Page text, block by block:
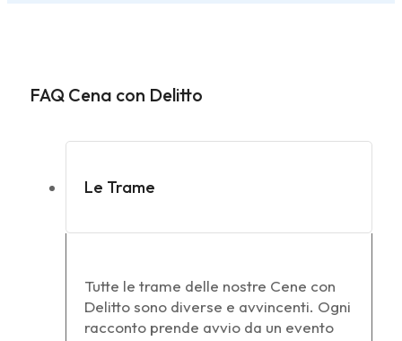
FAQ Cena con Delitto
Le Trame
Tutte le trame delle nostre Cene con
Delitto sono diverse e avvincenti. Ogni
racconto prende avvio da un evento